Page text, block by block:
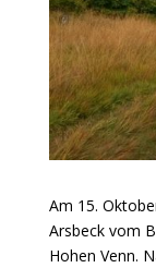
Am 15.
Arsbeck vom
Hohen Venn.